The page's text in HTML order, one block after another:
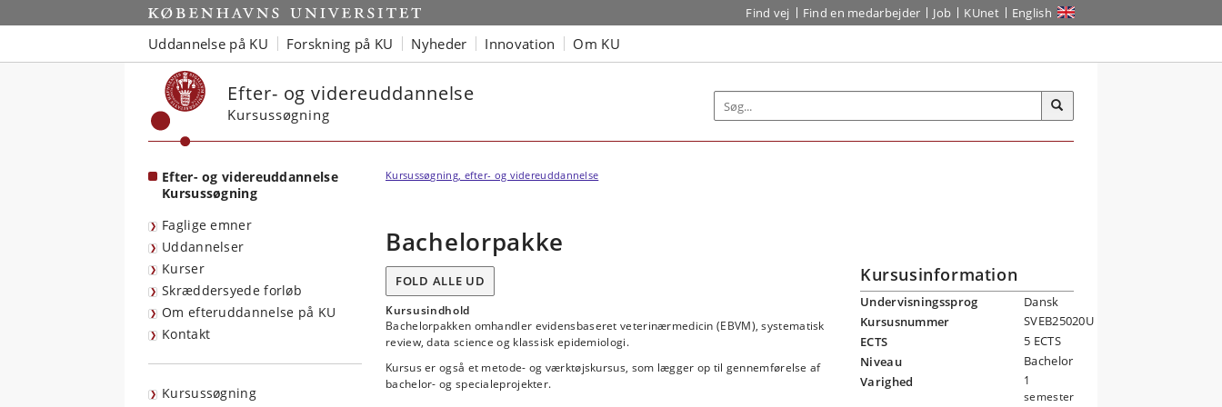
Start Find vej Find en medarbejder Job KUnet English
Uddannelse på KU Forskning på KU Nyheder Innovation Om KU
Efter- og videreuddannelse
Kursussøgning
Efter- og videreuddannelse
Kursussøgning
Faglige emner
Uddannelser
Kurser
Skræddersyede forløb
Om efteruddannelse på KU
Kontakt
Kursussøgning
Kursussøgning, efter- og videreuddannelse
Bachelorpakke
FOLD ALLE UD
Kursusindhold
Bachelorpakken omhandler evidensbaseret veterinærmedicin (EBVM), systematisk
review, data science og klassisk epidemiologi.
Kursus er også et metode- og værktøjskursus, som lægger op til gennemførelse af
bachelor- og specialeprojekter.
Kursusinformation
Undervisningssprog
Dansk
Kursusnummer
SVEB25020U
ECTS
5 ECTS
Niveau
Bachelor
Varighed
1
semester